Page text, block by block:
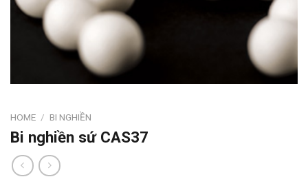
HOME / BI NGHIỀN
Bi nghiền sứ CAS37